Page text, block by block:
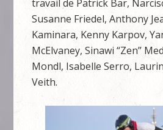
travail de Patrick Bar,
Susanne Friedel, Anthony
Kaminara, Kenny Karpov,
McElvaney, Sinawi “Zen”
Mondl, Isabelle Serro,
Veith.